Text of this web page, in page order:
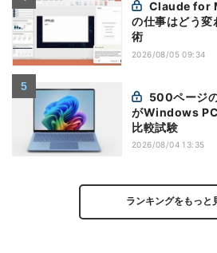
の仕事はどう変
術
2026/08/05 09:34
がWindows
比較試験
2026/08/04 13:35
ランキングをもっと